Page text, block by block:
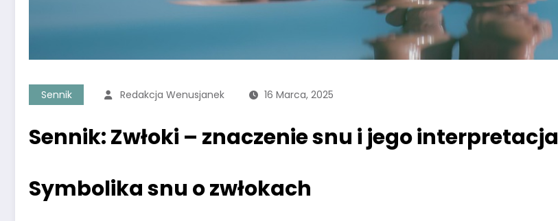
Sennik Redakcja Wenusjanek 16 Marca, 2025
Sennik: Zwłoki – znaczenie snu i jego interpretacja
Symbolika snu o zwłokach